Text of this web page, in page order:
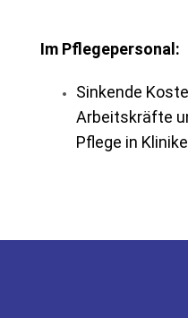
Im Pflegepersonal:
Sinkende
Arbeitskräfte
Pflege in